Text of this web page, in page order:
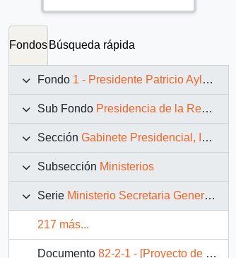
Fondos Búsqueda rápida
Fondo 1 - Presidente Patricio Aylwin Azócar (1990-1994)
Sub Fondo Presidencia de la República (11 marzo 1990 – 11 marzo 1994)
Sección Gabinete Presidencial, Instituciones y Servicios
Subsección Ministerios
Serie Ministerio Secretaria General de Gobierno
217 más...
Documento 82-2-1 - [Proyecto de ley - Fuerzas Armadas y de Carabineros de Chile]